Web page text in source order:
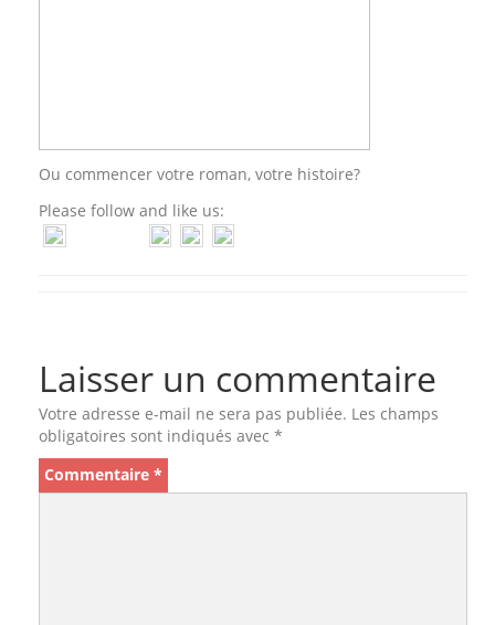
Ou commencer votre roman, votre histoire?
Please follow and like us:
Laisser un commentaire
Votre adresse e-mail ne sera pas publiée. Les champs
obligatoires sont indiqués avec *
Commentaire *